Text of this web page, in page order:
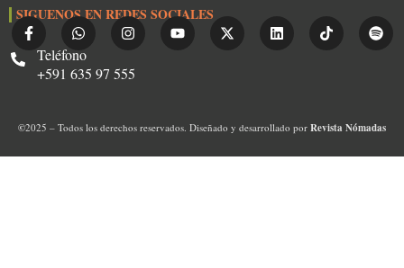
SIGUENOS EN REDES SOCIALES
Teléfono
+591 635 97 555
©2025 – Todos los derechos reservados. Diseñado y desarrollado por Revista Nómadas